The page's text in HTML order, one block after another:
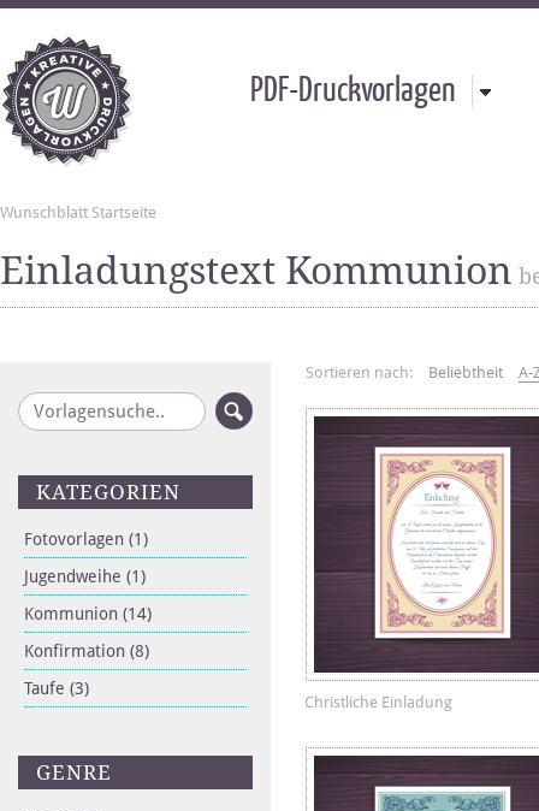
PDF-Druckvorlagen
Wunschblatt Startseite
Einladungstext Kommunion
KATEGORIEN
Fotovorlagen (1)
Jugendweihe (1)
Kommunion (14)
Konfirmation (8)
Taufe (3)
GENRE
Sortieren nach: Beliebtheit A-
Christliche Einladung